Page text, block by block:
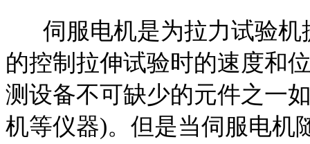
伺服电机是为拉力试验机
的控制拉伸试验时的速度和
测设备不可缺少的元件之一
机等仪器)。但是当伺服电机